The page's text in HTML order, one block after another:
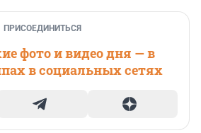
ПРИСОЕДИНИТЬСЯ
фото и видео дня — в
в социальных сетях